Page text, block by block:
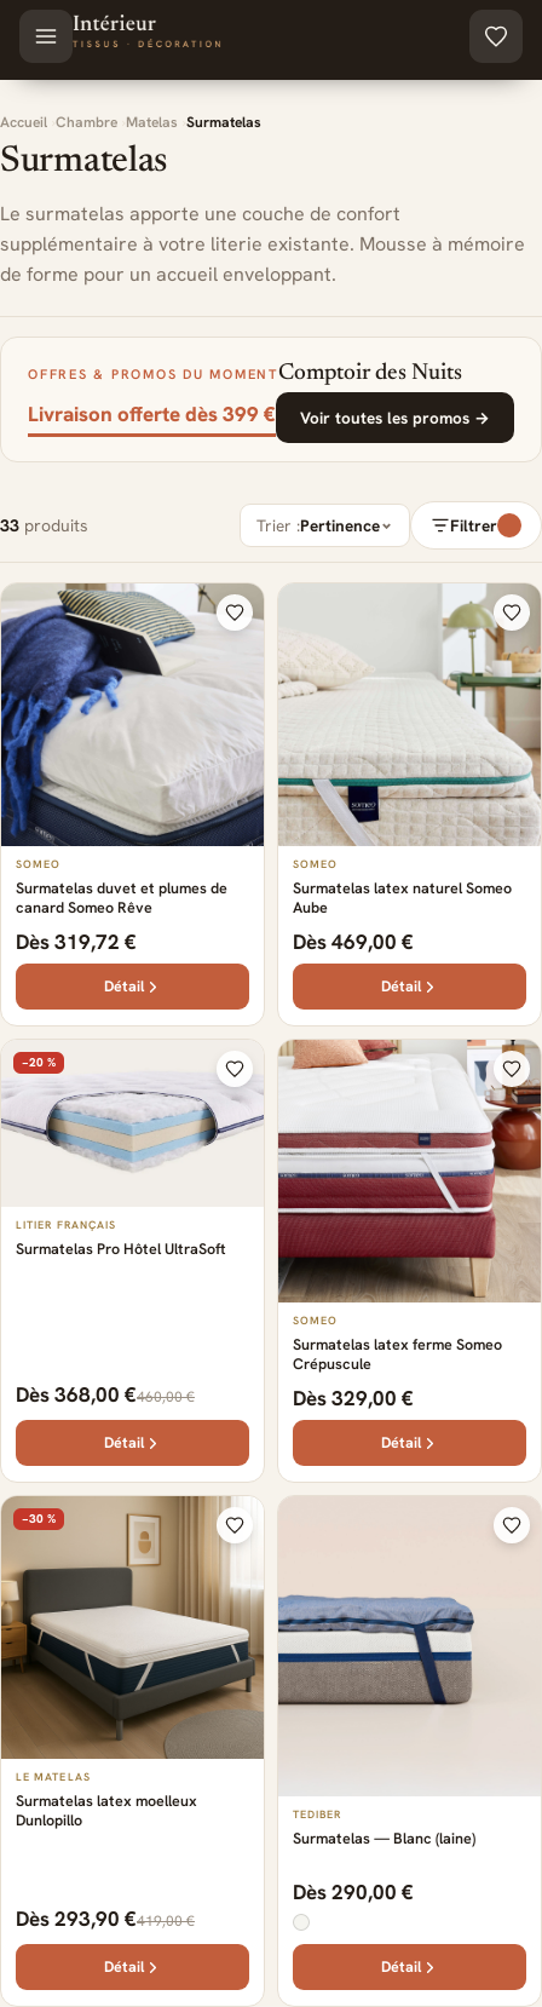
Aller au contenu principal
Accueil Chambre Matelas Surmatelas
Surmatelas
Le surmatelas apporte une couche de confort
supplémentaire à votre literie existante. Mousse à mémoire
de forme pour un accueil enveloppant.
OFFRES & PROMOS DU MOMENTComptoir des Nuits
Livraison offerte dès 399 € Voir toutes les promos →
33 produits Trier :Pertinence Filtrer
SOMEO
Surmatelas duvet et plumes de
canard Someo Rêve
Dès 319,72 €
Détail
SOMEO
Surmatelas latex naturel Someo
Aube
Dès 469,00 €
Détail
−20 %
LITIER FRANÇAIS
Surmatelas Pro Hôtel UltraSoft
Dès 368,00 €460,00 €
Détail
SOMEO
Surmatelas latex ferme Someo
Crépuscule
Dès 329,00 €
Détail
−30 %
LE MATELAS
Surmatelas latex moelleux
Dunlopillo
Dès 293,90 €419,00 €
Détail
TEDIBER
Surmatelas — Blanc (laine)
Dès 290,00 €
Détail